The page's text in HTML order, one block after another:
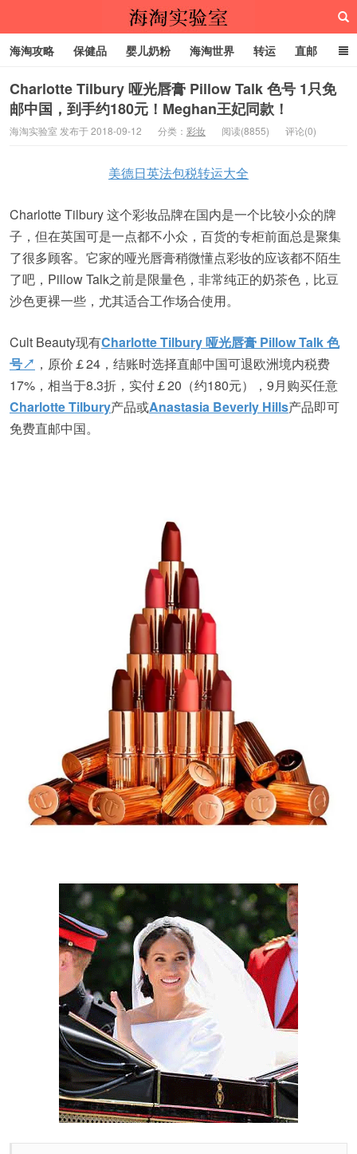
海淘实验室
海淘攻略 保健品 婴儿奶粉 海淘世界 转运 直邮
代购服务
Charlotte Tilbury 哑光唇膏 Pillow Talk 色号 1只免
邮中国，到手约180元！Meghan王妃同款！
海淘实验室 发布于 2018-09-12 分类： 彩妆 阅读(8855) 评论(0)
美德日英法包税转运大全
Charlotte Tilbury 这个彩妆品牌在国内是一个比较小众的牌
子，但在英国可是一点都不小众，百货的专柜前面总是聚集
了很多顾客。它家的哑光唇膏稍微懂点彩妆的应该都不陌生
了吧，Pillow Talk之前是限量色，非常纯正的奶茶色，比豆
沙色更裸一些，尤其适合工作场合使用。
Cult Beauty现有Charlotte Tilbury 哑光唇膏 Pillow Talk 色
号↗ ，原价￡24，结账时选择直邮中国可退欧洲境内税费
17%，相当于8.3折，实付￡20（约180元），9月购买任意
Charlotte Tilbury产品或Anastasia Beverly Hills产品即可
免费直邮中国。